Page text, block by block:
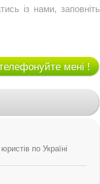
із нами, заповніть
мені !
по Україні